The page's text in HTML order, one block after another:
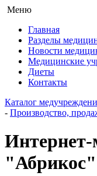
Меню
Главная
Разделы
Новости
Медицинские
Диеты
Контакты
Каталог
- Производство,
Интернет-
"Абрикос"